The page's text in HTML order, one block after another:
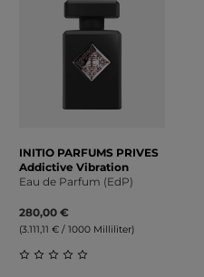
INITIO PARFUMS PRIVES
Addictive Vibration
Eau de Parfum (EdP)
280,00 €
(3.111,11 € / 1000 Milliliter)